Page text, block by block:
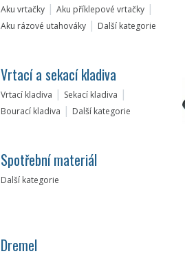
Aku vrtačky
Aku příklepové vrtačky
Aku rázové utahováky
Další kategorie
Vrtací a sekací kladiva
Vrtací kladiva
Sekací kladiva
Bourací kladiva
Další kategorie
Spotřební materiál
Další kategorie
Dremel